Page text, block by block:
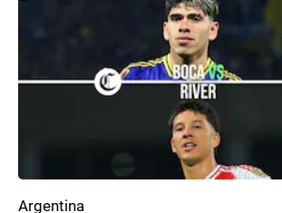
Argentina